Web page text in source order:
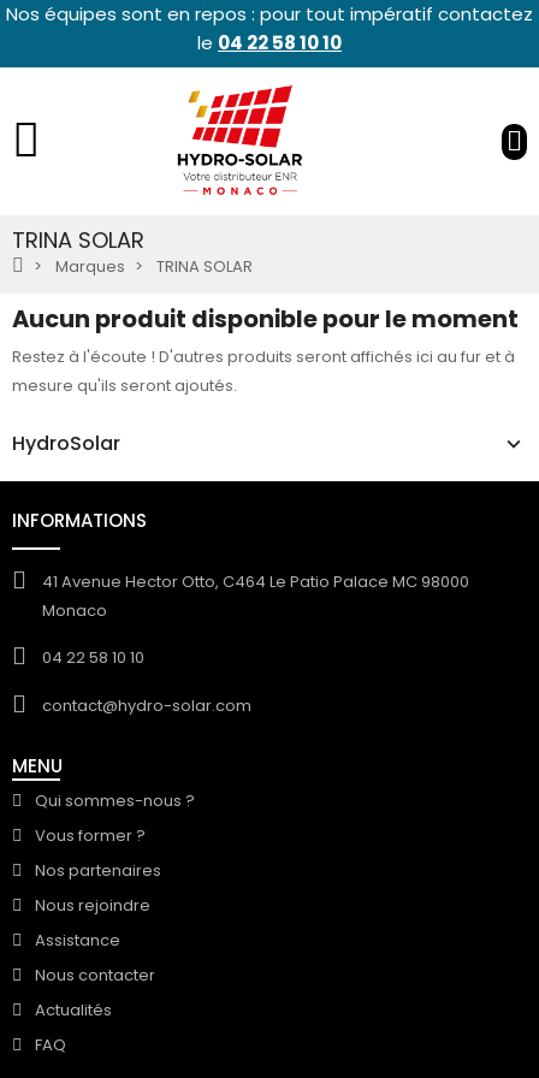
Nos équipes sont en repos : pour tout impératif contactez
le 04 22 58 10 10
TRINA SOLAR
Marques TRINA SOLAR
HydroSolar
Aucun produit disponible pour le moment
Restez à l'écoute ! D'autres produits seront affichés ici au fur et à
mesure qu'ils seront ajoutés.
INFORMATIONS
41 Avenue Hector Otto, C464 Le Patio Palace MC 98000
Monaco
04 22 58 10 10
contact@hydro-solar.com
MENU
Qui sommes-nous ?
Vous former ?
Nos partenaires
Nous rejoindre
Assistance
Nous contacter
Actualités
FAQ